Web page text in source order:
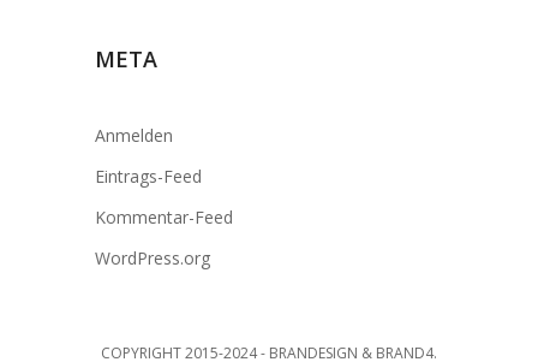
META
Anmelden
Eintrags-Feed
Kommentar-Feed
WordPress.org
COPYRIGHT 2015-2024 - BRANDESIGN & BRAND4.